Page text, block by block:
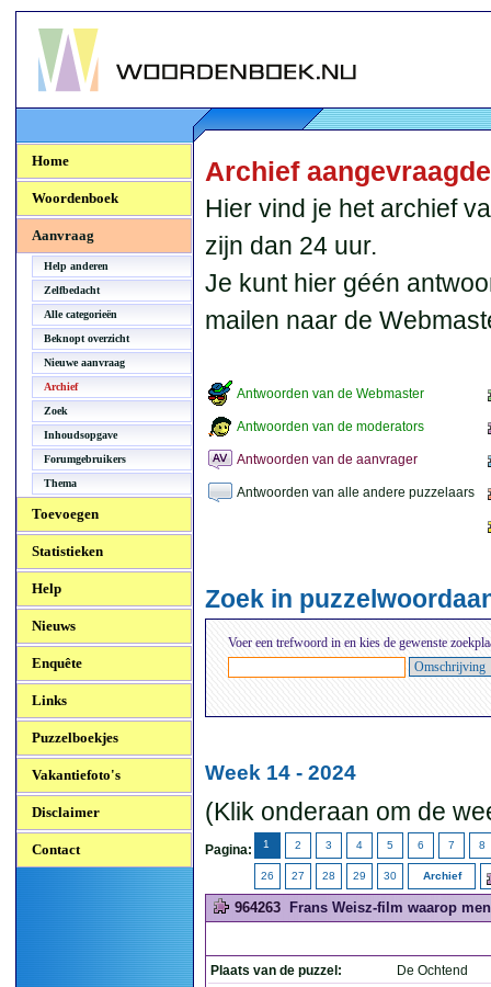
Woordenboek.NU
Home
Woordenboek
Aanvraag
Help anderen
Zelfbedacht
Alle categorieën
Beknopt overzicht
Nieuwe aanvraag
Archief
Zoek
Inhoudsopgave
Forumgebruikers
Thema
Toevoegen
Statistieken
Help
Nieuws
Enquête
Links
Puzzelboekjes
Vakantiefoto's
Disclaimer
Contact
Archief
Hier vind je het archief
zijn dan 24 uur.
Je kunt hier géén
mailen naar de
Antwoorden van de Webmaster
Antwoorden van de moderators
Antwoorden van de aanvrager
Antwoorden van alle andere puzzelaars
Zoek in
Voer een trefwoord in en kies de gewenste
Week 14 - 2024
(Klik onderaan om de
Pagina: 1 2 3 4 5 6 7 8
26 27 28 29 30 Archief
964263 Frans Weisz-film waarop
Plaats van de puzzel:
De Ochtend